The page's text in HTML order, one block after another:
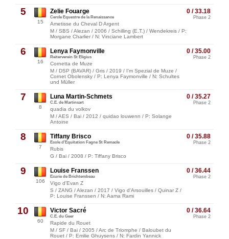
5
15
0 / 33.18
Phase 2
Zelie Fouarge
Cercle Equestre de la Renaissance
Ametisse du Cheval D Argent
M / SBS / Alezan / 2006 / Schilling (E.T.) / Wendekreis / P:
Morgane Charlier / N: Vinciane Lambert
6
16
0 / 35.00
Phase 2
Lenya Faymonville
Reiterverein St Eligius
Cornetta de Muze
M / DSP (BAVAR) / Gris / 2019 / I'm Spezial de Muze /
Cornet Obolensky / P: Lenya Faymonville / N: Schultes
und Müller
7
8
0 / 35.27
Phase 2
Luna Martin-Schmets
C.E. de Martinsart
quadia du volkov
M / AES / Bai / 2012 / quidao louwenn / P: Solange
Antoine
8
7
0 / 35.88
Phase 2
Tiffany Brisco
Ecole d'Equitation Fagne St Remacle
Rubis
G / Bai / 2008 / P: Tiffany Brisco
9
106
0 / 36.44
Phase 2
Louise Franssen
Ecurie de Brichtembeau
Vigo d'Evan Z
S / ZANG / Alezan / 2017 / Vigo d'Arsouilles / Quinar Z /
P: Louise Franssen / N: Aama Rami
10
60
0 / 36.64
Phase 2
Victor Sacré
C.E. du Geer
Rapide du Rouet
M / SF / Bai / 2005 / Arc de Triomphe / Baloubet du
Rouet / P: Emilie Ghuysens / N: Fardin Yannick